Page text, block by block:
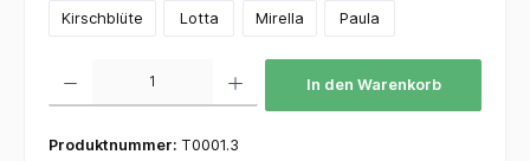
Kirschblüte Lotta Mirella Paula
In den Warenkorb
Produktnummer: T0001.3